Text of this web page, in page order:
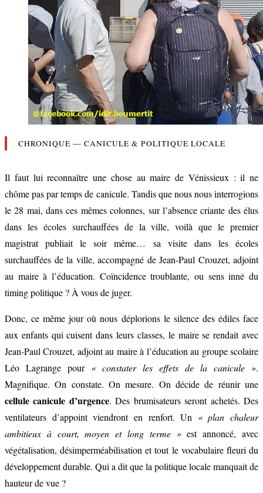
CHRONIQUE — CANICULE & POLITIQUE LOCALE
Il faut lui reconnaître une chose au maire de Vénissieux : il ne
chôme pas par temps de canicule. Tandis que nous nous interrogions
le 28 mai, dans ces mêmes colonnes, sur l’absence criante des élus
dans les écoles surchauffées de la ville, voilà que le premier
magistrat publiait le soir même… sa visite dans les écoles
surchauffées de la ville, accompagné de Jean-Paul Crouzet, adjoint
au maire à l’éducation. Coïncidence troublante, ou sens inné du
timing politique ? À vous de juger.
Donc, ce même jour où nous déplorions le silence des édiles face
aux enfants qui cuisent dans leurs classes, le maire se rendait avec
Jean-Paul Crouzet, adjoint au maire à l’éducation au groupe scolaire
Léo Lagrange pour « constater les effets de la canicule ».
Magnifique. On constate. On mesure. On décide de réunir une
cellule canicule d’urgence. Des brumisateurs seront achetés. Des
ventilateurs d’appoint viendront en renfort. Un « plan chaleur
ambitieux à court, moyen et long terme »est annoncé, avec
végétalisation, désimperméabilisation et tout le vocabulaire fleuri du
développement durable. Qui a dit que la politique locale manquait de
hauteur de vue ?